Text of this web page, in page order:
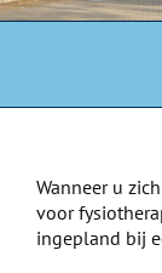
Wanneer u
voor
ingepland bij